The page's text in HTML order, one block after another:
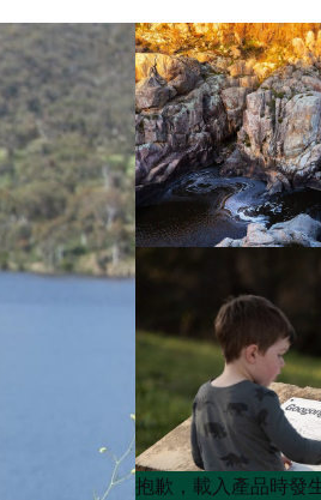
Product
Product
抱歉，載入產品時發